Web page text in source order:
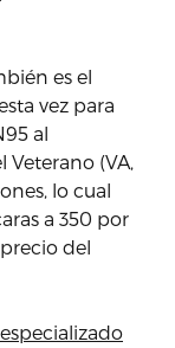
es el
vez para
al
(VA,
lo cual
a 350 por
del